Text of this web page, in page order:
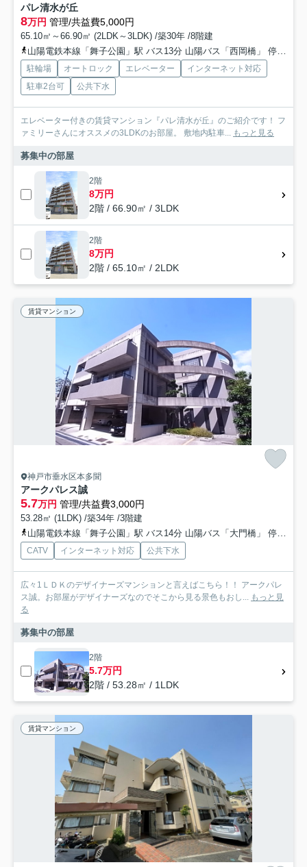
パレ清水が丘
8万円 管理/共益費5,000円
65.10㎡～66.90㎡ (2LDK～3LDK) /築30年 /8階建
山陽電鉄本線「舞子公園」駅 バス13分 山陽バス「西岡橋」 停歩2分
駐輪場 オートロック エレベーター
インターネット対応
駐車2台可
公共下水
エレベーター付きの賃貸マンション『パレ清水が丘』のご紹介です！ フ
ァミリーさんにオススメの3LDKのお部屋。 敷地内駐車...
もっと見る
募集中の部屋
2階
8万円
2階 / 66.90㎡ / 3LDK
2階
8万円
2階 / 65.10㎡ / 2LDK
賃貸マンション
神戸市垂水区本多聞
アークパレス誠
5.7万円 管理/共益費3,000円
53.28㎡ (1LDK) /築34年 /3階建
山陽電鉄本線「舞子公園」駅 バス14分 山陽バス「大門橋」 停歩5分
CATV インターネット対応 公共下水
広々1ＬＤＫのデザイナーズマンションと言えばこちら！！ アークパレ
ス誠。お部屋がデザイナーズなのでそこから見る景色もおし...
もっと見
る
募集中の部屋
2階
5.7万円
2階 / 53.28㎡ / 1LDK
賃貸マンション